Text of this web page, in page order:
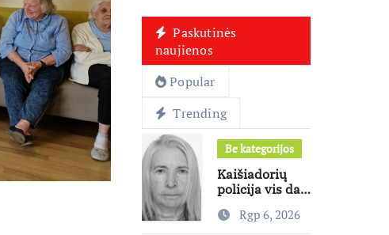
Paskutinės
naujienos
Popular
Trending
Be kategorijos
Kaišiadorių
policija vis dar
motersRgp 6, 2026